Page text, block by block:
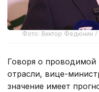
Фото: Виктор Федюнин /
Говоря о
отрасли, вице-
значение имеет